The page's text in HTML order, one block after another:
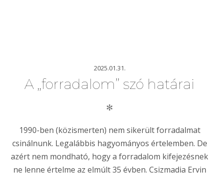
2025.01.31.
A „forradalom” szó határai
✻
1990-ben (közismerten) nem sikerült forradalmat
csinálnunk. Legalábbis hagyományos értelemben. De
azért nem mondható, hogy a forradalom kifejezésnek
ne lenne értelme az elmúlt 35 évben. Csizmadia Ervin